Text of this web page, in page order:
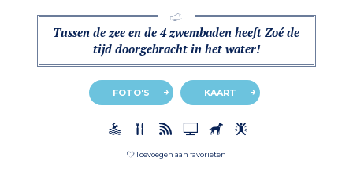
Tussen de zee en de 4 zwembaden heeft Zoé de
tijd doorgebracht in het water!
FOTO'S KAART
Toevoegen aan favorieten